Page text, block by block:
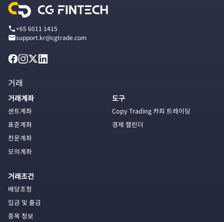
+65 6011 1415
support.kr@cgtrade.com
거래
거래계좌
센트계좌
표준계좌
전문계좌
모의계좌
거래조건
배당조정
입금 및 출금
종목 정보
도구
Copy Trading 카피 트레이딩
경제 캘린더